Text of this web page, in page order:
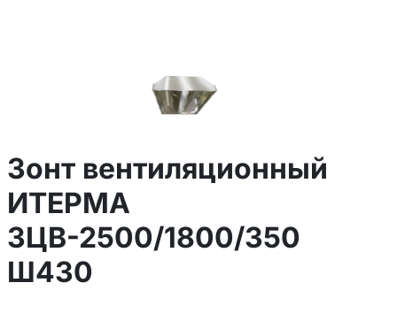
Зонт вентиляционный
ИТЕРМА
ЗЦВ-2500/1800/350
Ш430